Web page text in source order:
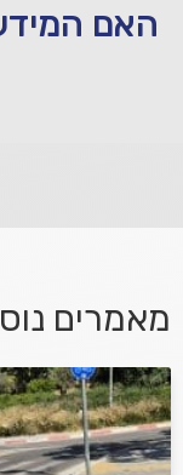
האם
אני מאשר/ת
בהתאם
מאמרים